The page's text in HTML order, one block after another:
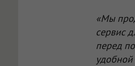
«Мы
сервис
перед